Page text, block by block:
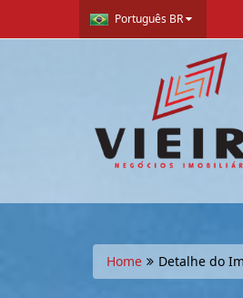
Português BR
Home Detalhe do